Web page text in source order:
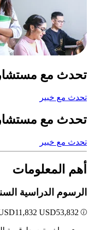
تحدث مع
تحدث مع خبير
تحدث مع
تحدث مع خبير
أهم المعلومات
الرسوم الدراسية
11,832 USD53,832